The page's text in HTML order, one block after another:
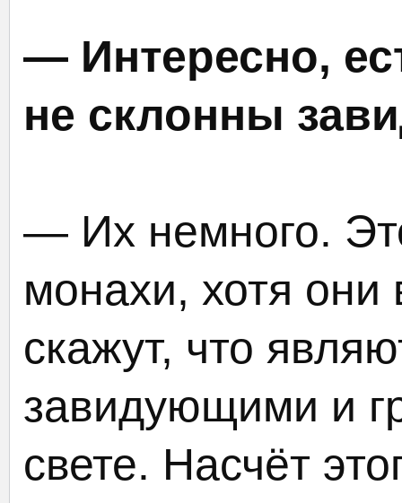
— Интересно,
не склонны
— Их немного.
монахи, хотя они
скажут, что
завидующими и
свете. Насчёт